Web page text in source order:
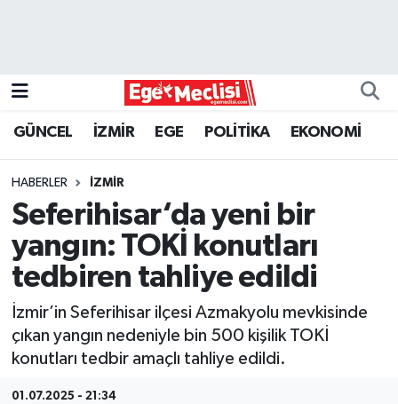
GÜNCEL İZMİR EGE POLİTİKA EKONOMİ
HABERLER İZMİR
Seferihisar‘da yeni bir
yangın: TOKİ konutları
tedbiren tahliye edildi
İzmir’in Seferihisar ilçesi Azmakyolu mevkisinde
çıkan yangın nedeniyle bin 500 kişilik TOKİ
konutları tedbir amaçlı tahliye edildi.
01.07.2025 - 21:34
GÜNCEL
İZMİR
ÖZEL HABER
Programlar